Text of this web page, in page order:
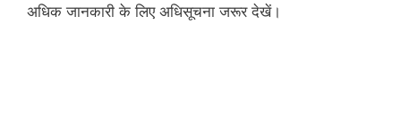
अधिक जानकारी के लिए अधिसूचना जरूर देखें।